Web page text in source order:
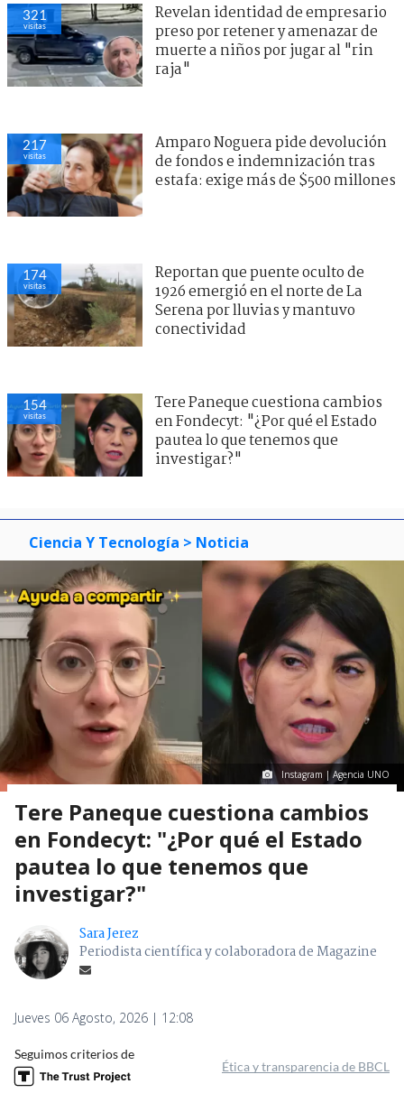
323
visitas
Revelan identidad de empresario
preso por retener y amenazar de
muerte a niños por jugar al "rin
raja"
212
visitas
Amparo Noguera pide devolución
de fondos e indemnización tras
estafa: exige más de $500 millones
176
visitas
Reportan que puente oculto de
1926 emergió en el norte de La
Serena por lluvias y mantuvo
conectividad
158
visitas
Tere Paneque cuestiona cambios
en Fondecyt: "¿Por qué el Estado
pautea lo que tenemos que
investigar?"
Ciencia Y Tecnología > Noticia
Instagram | Agencia UNO
Tere Paneque cuestiona cambios
en Fondecyt: "¿Por qué el Estado
pautea lo que tenemos que
investigar?"
Sara Jerez
Periodista científica y colaboradora de Magazine
Jueves 06 Agosto, 2026 | 12:08
Seguimos criterios de
Ética y transparencia de BBCL